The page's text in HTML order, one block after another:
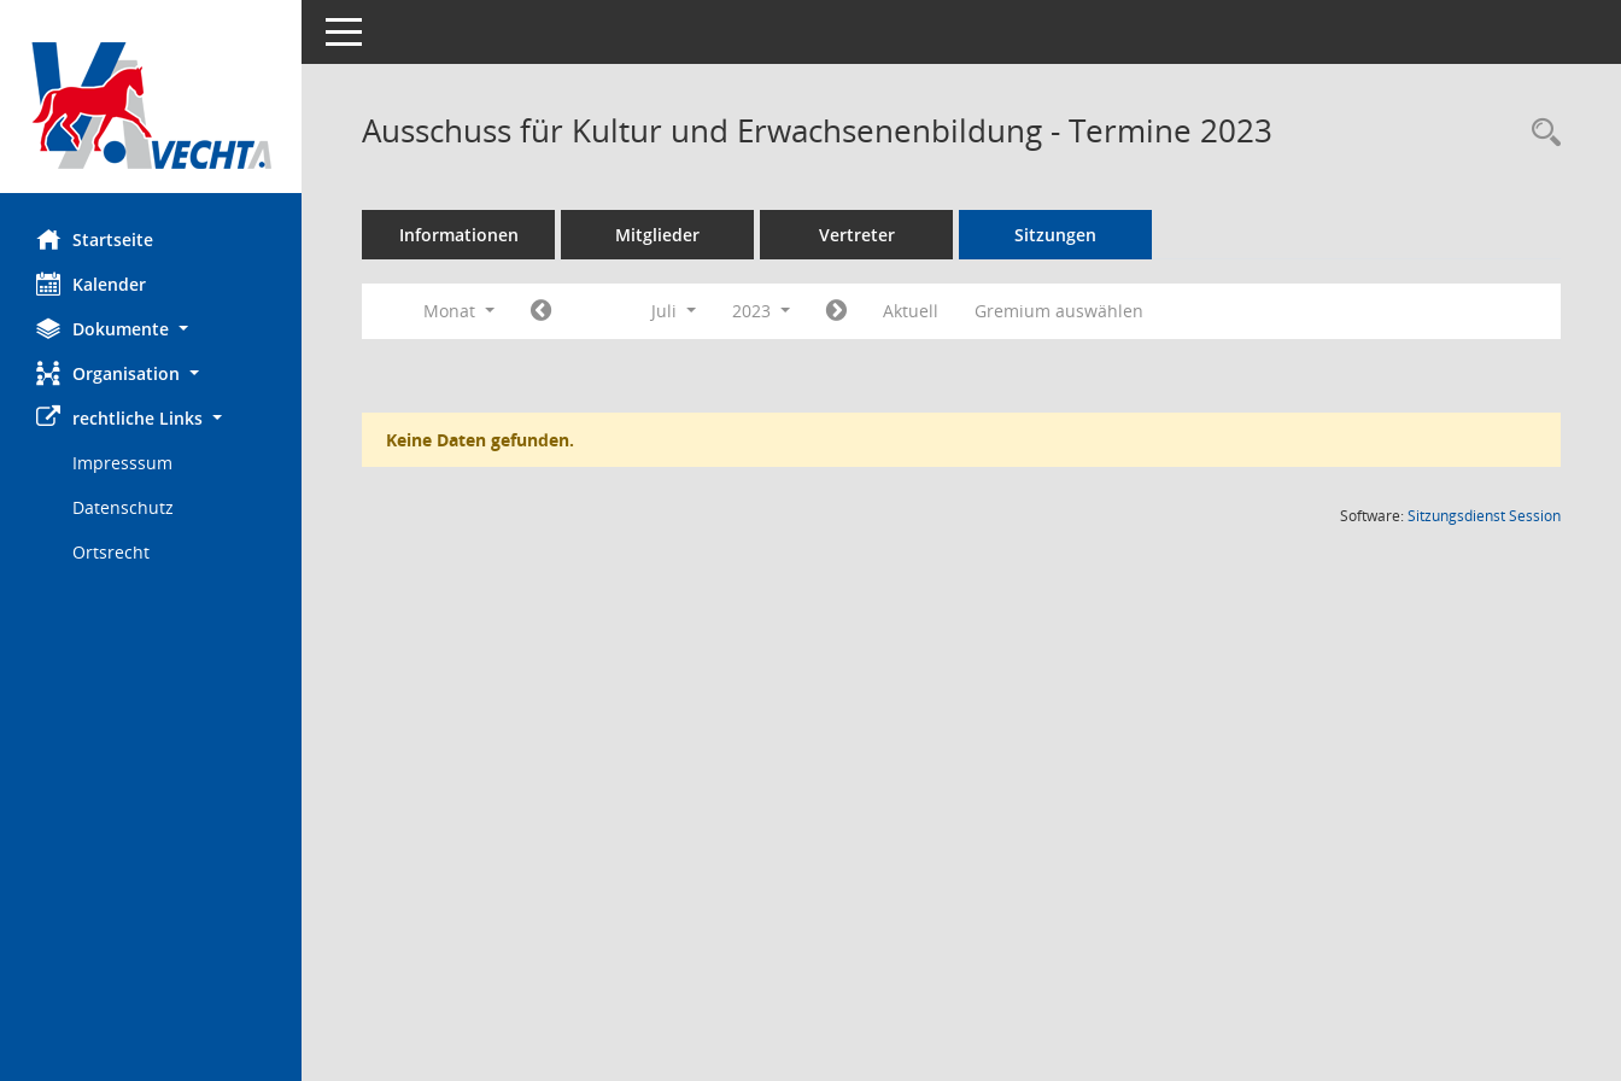
Startseite
Kalender
Dokumente
Organisation
rechtliche Links
Impresssum
Datenschutz
Ortsrecht
Toggle navigation
Ausschuss für Kultur und Erwachsenenbildung - Termine 2023
Informationen Mitglieder Vertreter Sitzungen
Monat Juli 2023 Aktuell Gremium auswählen
Keine Daten gefunden.
Software:SitzungsdienstSession(Wird in